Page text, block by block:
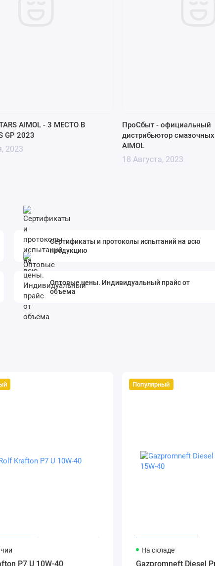
AIMOL - 3 МЕСТО В
GP 2023
2023
ПроСбыт - официальный
дистрибьютор
AIMOL
18 Августа, 2023
Сертификаты и протоколы испытаний на всю
продукцию
Оптовые цены. Индивидуальный прайс от
объема
P7 U 10W-40
Популярный
На складе
Gazpromneft Diesel